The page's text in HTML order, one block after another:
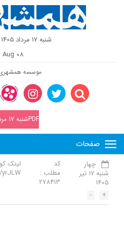
شنبه 17 مرداد 1405
Aug 08
موسسه
PDFشنبه 17 مرداد 1405
صفحات
چهار
شنبه 17 تیر
1405
کد
مطلب :
278413
لینک
+
-